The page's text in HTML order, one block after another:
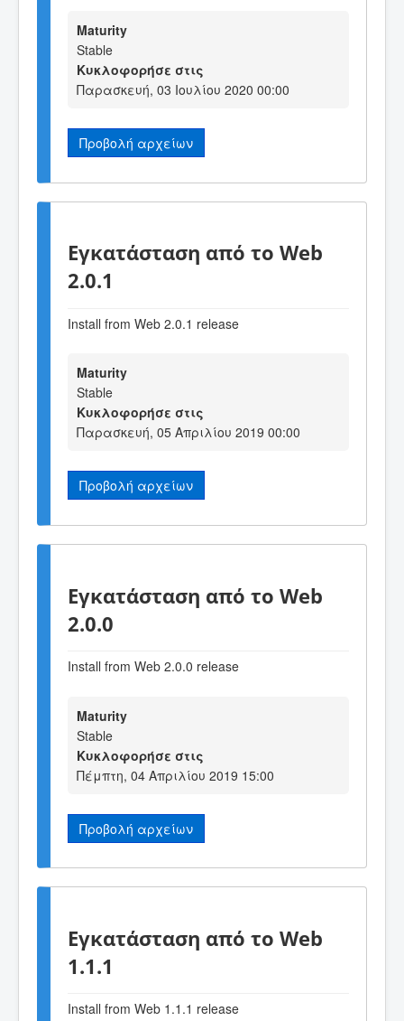
Maturity
Stable
Κυκλοφορήσε στις
Παρασκευή, 03 Ιουλίου 2020 00:00
Προβολή αρχείων
Εγκατάσταση από το Web
2.0.1
Install from Web 2.0.1 release
Maturity
Stable
Κυκλοφορήσε στις
Παρασκευή, 05 Απριλίου 2019 00:00
Προβολή αρχείων
Εγκατάσταση από το Web
2.0.0
Install from Web 2.0.0 release
Maturity
Stable
Κυκλοφορήσε στις
Πέμπτη, 04 Απριλίου 2019 15:00
Προβολή αρχείων
Εγκατάσταση από το Web
1.1.1
Install from Web 1.1.1 release